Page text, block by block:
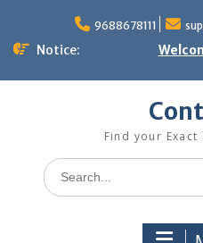
content
9688678111
Notice:
Find your
Search
for: